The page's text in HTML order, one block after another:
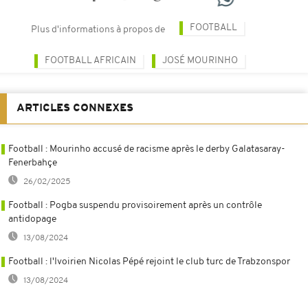
Plus d'informations à propos de FOOTBALL
FOOTBALL AFRICAIN JOSÉ MOURINHO
ARTICLES CONNEXES
Football : Mourinho accusé de racisme après le derby Galatasaray-
Fenerbahçe
26/02/2025
Football : Pogba suspendu provisoirement après un contrôle
antidopage
13/08/2024
Football : l'Ivoirien Nicolas Pépé rejoint le club turc de Trabzonspor
13/08/2024